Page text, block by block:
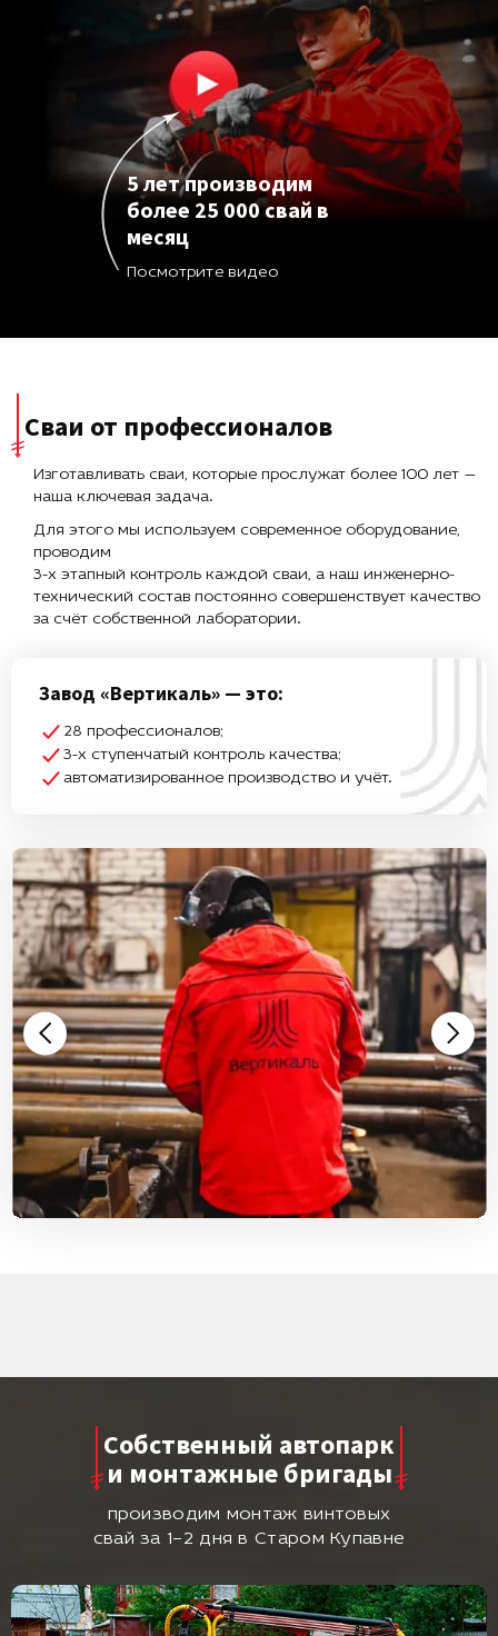
5 лет производим
более 25 000 свай в
месяц
Посмотрите видео
Сваи от профессионалов
Изготавливать сваи, которые прослужат более 100 лет —
наша ключевая задача.
Для этого мы используем современное оборудование,
проводим
3-х этапный контроль каждой сваи, а наш инженерно-
технический состав постоянно совершенствует качество
за счёт собственной лаборатории.
Завод «Вертикаль» — это:
28 профессионалов;
3-х ступенчатый контроль качества;
автоматизированное производство и учёт.
Собственный автопарк
и монтажные бригады
производим монтаж винтовых
свай за 1–2 дня в Старом Купавне